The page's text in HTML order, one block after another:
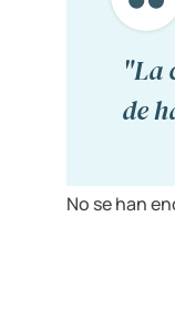
"La
de
No se han